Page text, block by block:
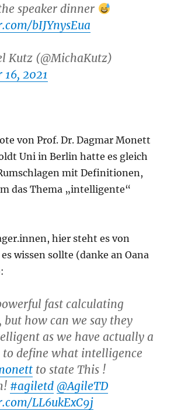
speaker dinner
bIJYnysEua
Kutz (@MichaKutz)
16, 2021
von Prof. Dr. Dagmar Monett
Uni in Berlin hatte es gleich
mit Definitionen,
das Thema „intelligente“
hier steht es von
wissen sollte (danke an Oana
fast calculating
but how can we say they
as we have actually a
define what intelligence
to state This !
#agiletd @AgileTD
LL6ukExC9j